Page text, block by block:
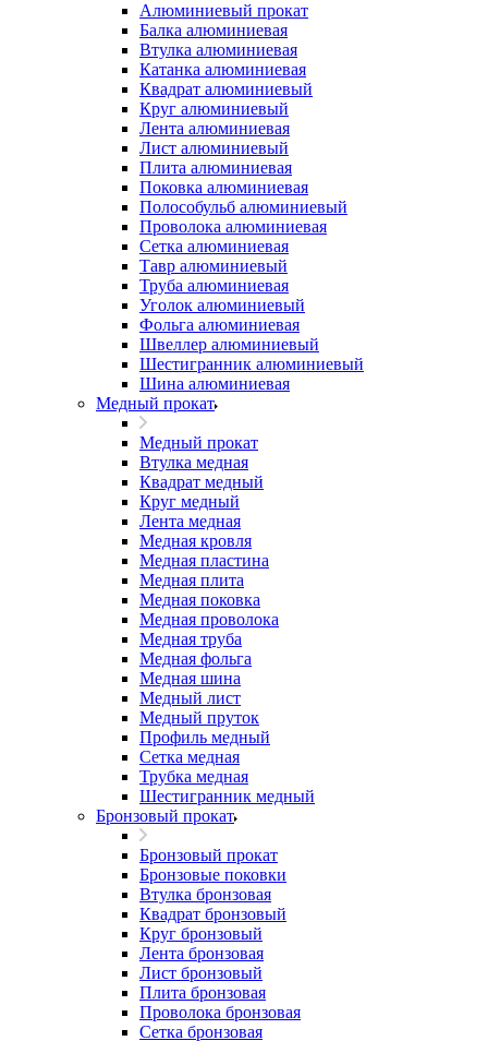
Алюминиевый прокат
Балка алюминиевая
Втулка алюминиевая
Катанка алюминиевая
Квадрат алюминиевый
Круг алюминиевый
Лента алюминиевая
Лист алюминиевый
Плита алюминиевая
Поковка алюминиевая
Полособульб алюминиевый
Проволока алюминиевая
Сетка алюминиевая
Тавр алюминиевый
Труба алюминиевая
Уголок алюминиевый
Фольга алюминиевая
Швеллер алюминиевый
Шестигранник алюминиевый
Шина алюминиевая
Медный прокат
Медный прокат
Втулка медная
Квадрат медный
Круг медный
Лента медная
Медная кровля
Медная пластина
Медная плита
Медная поковка
Медная проволока
Медная труба
Медная фольга
Медная шина
Медный лист
Медный пруток
Профиль медный
Сетка медная
Трубка медная
Шестигранник медный
Бронзовый прокат
Бронзовый прокат
Бронзовые поковки
Втулка бронзовая
Квадрат бронзовый
Круг бронзовый
Лента бронзовая
Лист бронзовый
Плита бронзовая
Проволока бронзовая
Сетка бронзовая